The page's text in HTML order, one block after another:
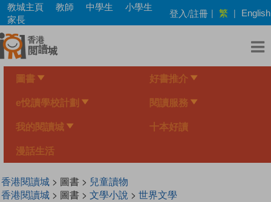
Skip
main
content
教城主頁 教師 中學生
小學生
家長
登入/註冊 | 繁 | English
圖書 好書推介
e悅讀學校計劃 閱讀服務
我的閱讀城 十本好讀
漫話生活
香港閱讀城> 圖書 > 兒童讀物
香港閱讀城> 圖書 > 文學小說 > 世界文學